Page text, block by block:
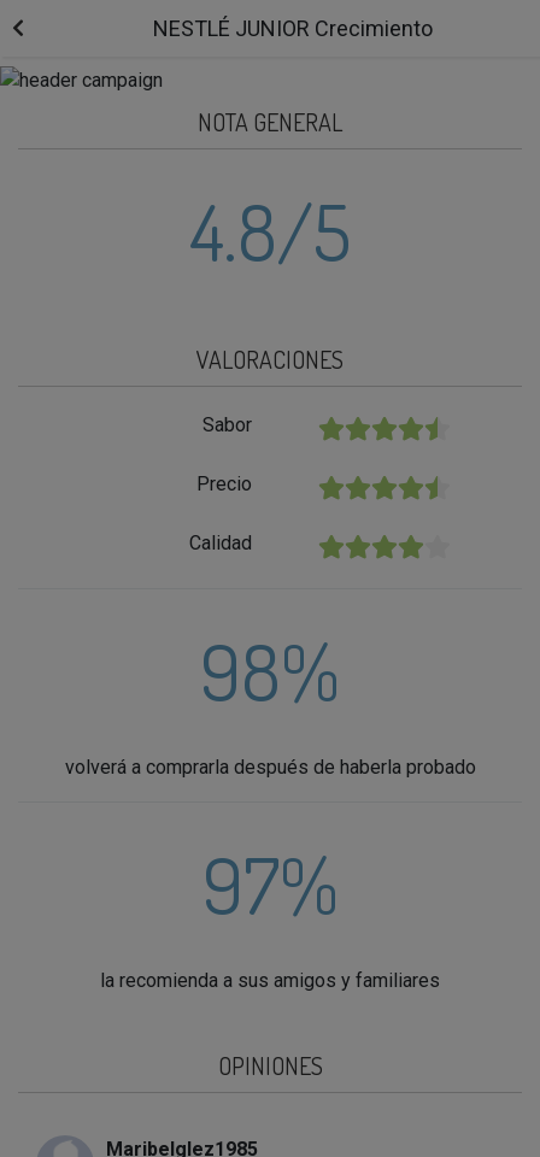
NESTLÉ JUNIOR Crecimiento
NOTA GENERAL
4.8/5
VALORACIONES
Sabor ★★★★★
Precio ★★★★★
Calidad ★★★★★
98%
volverá a comprarla después de haberla probado
97%
la recomienda a sus amigos y familiares
OPINIONES
Maribelglez1985